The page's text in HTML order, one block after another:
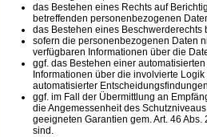
das Bestehen eines Rechts auf
betreffenden personenbezogenen
das Bestehen eines Beschwerderechts
sofern die personenbezogenen Daten
verfügbaren Informationen über die
ggf. das Bestehen einer
Informationen über die involvierte
automatisierter Entscheidungsfindungen,
ggf. im Fall der Übermittlung an
die Angemessenheit des
geeigneten Garantien gem. Art. 46
sind.